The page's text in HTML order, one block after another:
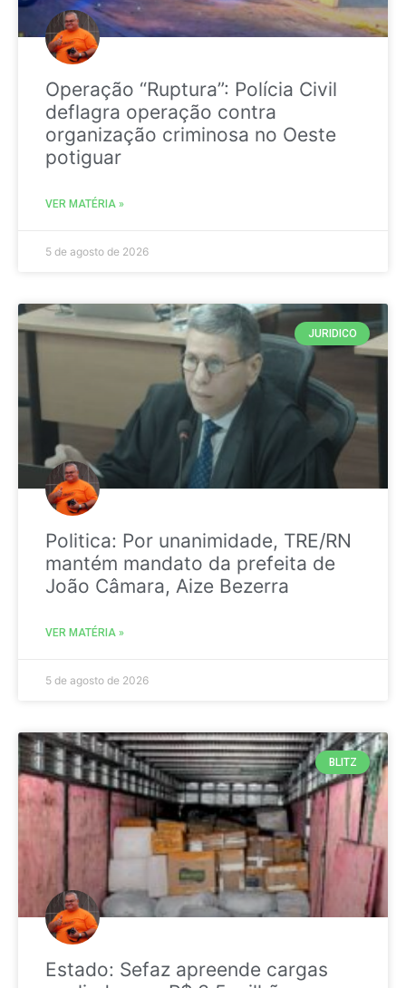
Operação “Ruptura”: Polícia Civil
deflagra operação contra
organização criminosa no Oeste
potiguar
VER MATÉRIA »
5 de agosto de 2026
JURIDICO
Politica: Por unanimidade, TRE/RN
mantém mandato da prefeita de
João Câmara, Aize Bezerra
VER MATÉRIA »
5 de agosto de 2026
BLITZ
Estado: Sefaz apreende cargas